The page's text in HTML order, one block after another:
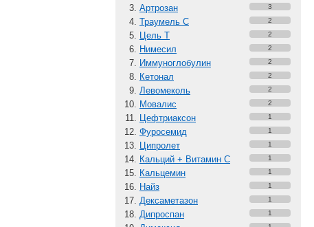
Артрозан 3
Траумель С 2
Цель Т 2
Нимесил 2
Иммуноглобулин 2
Кетонал 2
Левомеколь 2
Мовалис 2
Цефтриаксон 1
Фуросемид 1
Ципролет 1
Кальций + Витамин C 1
Кальцемин 1
Найз 1
Дексаметазон 1
Дипроспан 1